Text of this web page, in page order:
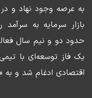
به عرصه وجود نهاد و
بازار سرمایه به
یک فاز توسعه‌ای با
اقتصادی ادغام شد و به